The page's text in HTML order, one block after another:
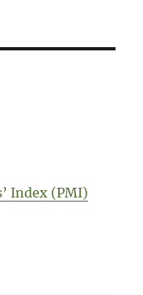
Index (PMI)